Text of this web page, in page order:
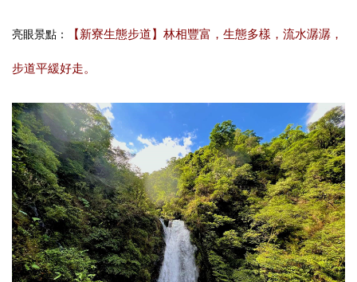
亮眼景點： 【新寮生態步道】林相豐富，生態多樣，流水潺潺，
步道平緩好走。